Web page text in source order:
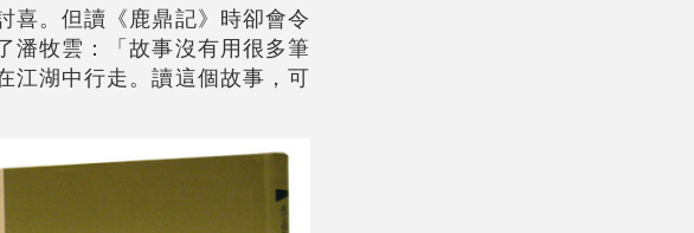
喜。但讀《鹿鼎記》時卻會令
潘牧雲：「故事沒有用很多筆
江湖中行走。讀這個故事，可